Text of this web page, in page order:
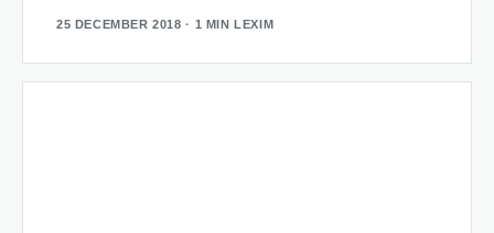
25 DECEMBER 2018 · 1 MIN LEXIM